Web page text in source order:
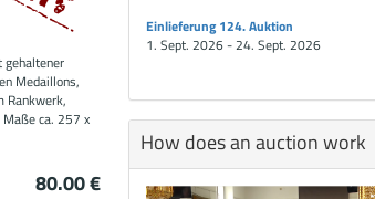
gehaltener
Medaillons,
Rankwerk,
ca. 257 x
80.00 €
Einlieferung 124. Auktion
1. Sept. 2026 - 24. Sept. 2026
How does an auction work